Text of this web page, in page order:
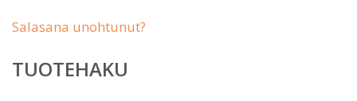
Salasana unohtunut?
TUOTEHAKU